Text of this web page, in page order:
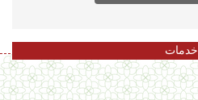
خدمات